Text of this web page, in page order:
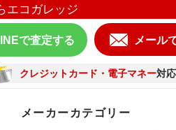
エコガレッジ
で査定する メール
クレジットカード・電子マネー対
メーカーカテゴリー